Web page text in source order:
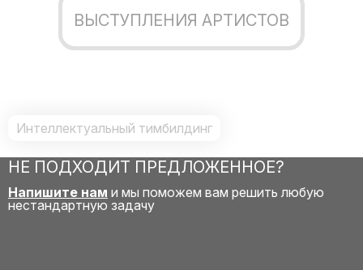
ВЫСТУПЛЕНИЯ АРТИСТОВ
Интеллектуальный тимбилдинг
НЕ ПОДХОДИТ ПРЕДЛОЖЕННОЕ?
Напишите нам и мы поможем вам решить любую
нестандартную задачу